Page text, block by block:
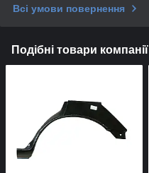
Всі умови повернення
Подібні товари компанії